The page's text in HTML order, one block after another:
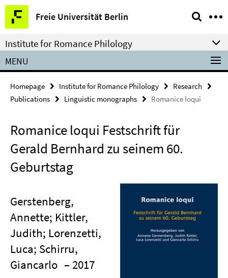
Springe
direkt
zu
Inhalt
Freie Universität Berlin
Service
Navigation
Institute for Romance Philology
MENU
Homepage Institute for Romance Philology
Research
Publications
Linguistic monographs Romanice loqui
Romanice loqui Festschrift für
Gerald Bernhard zu seinem 60.
Geburtstag
Gerstenberg,
Annette; Kittler,
Judith; Lorenzetti,
Luca; Schirru,
Giancarlo – 2017